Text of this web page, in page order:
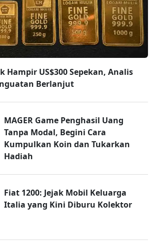
Hampir US$300 Sepekan, Analis
Berlanjut
MAGER Game Penghasil Uang
Tanpa Modal, Begini Cara
Kumpulkan Koin dan Tukarkan
Hadiah
Fiat 1200: Jejak Mobil Keluarga
Italia yang Kini Diburu Kolektor